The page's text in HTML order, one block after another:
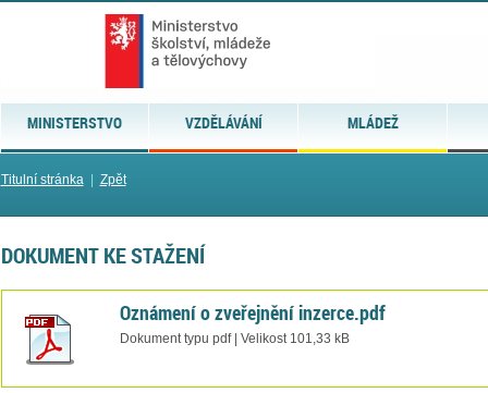
MINISTERSTVO VZDĚLÁVÁNÍ MLÁDEŽ
Titulní stránka| Zpět
DOKUMENT KE STAŽENÍ
Oznámení o zveřejnění inzerce.pdf
Dokument typu pdf | Velikost 101,33 kB